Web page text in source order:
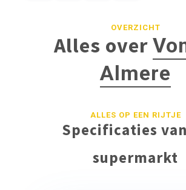
OVERZICHT
Alles over
Almere
ALLES OP EEN RIJTJE
Specificaties
supermarkt